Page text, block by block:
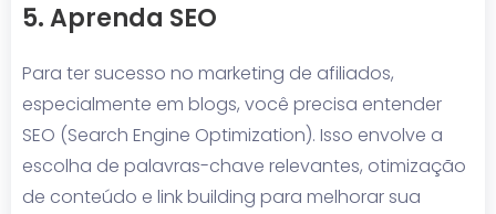
5. Aprenda SEO
Para ter sucesso no marketing de afiliados,
especialmente em blogs, você precisa entender
SEO (Search Engine Optimization). Isso envolve a
escolha de palavras-chave relevantes, otimização
de conteúdo e link building para melhorar sua